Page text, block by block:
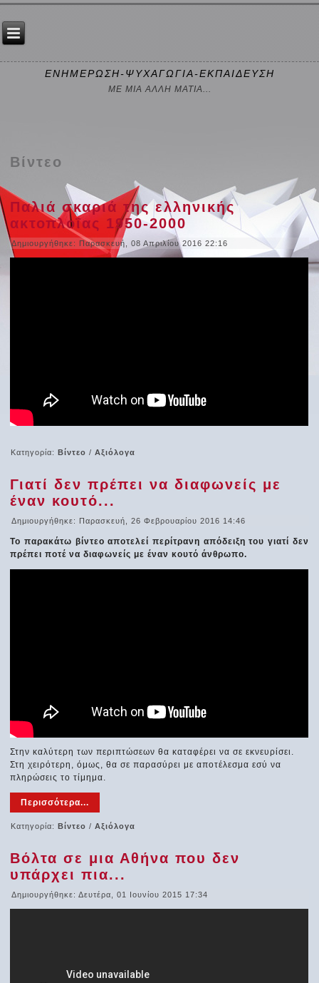
ΕΝΗΜΕΡΩΣΗ-ΨΥΧΑΓΩΓΙΑ-ΕΚΠΑΙΔΕΥΣΗ
ΜΕ ΜΙΑ ΑΛΛΗ ΜΑΤΙΑ...
Βίντεο
Παλιά σκαριά της ελληνικής
ακτοπλοΐας 1950-2000
Δημιουργήθηκε: Παρασκευή, 08 Απριλίου 2016 22:16
Κατηγορία:Βίντεο /Αξιόλογα
Γιατί δεν πρέπει να διαφωνείς με
έναν κουτό...
Δημιουργήθηκε: Παρασκευή, 26 Φεβρουαρίου 2016 14:46
Το παρακάτω βίντεο αποτελεί περίτρανη απόδειξη του γιατί δεν
πρέπει ποτέ να διαφωνείς με έναν κουτό άνθρωπο.
Στην καλύτερη των περιπτώσεων θα καταφέρει να σε εκνευρίσει.
Στη χειρότερη, όμως, θα σε παρασύρει με αποτέλεσμα εσύ να
πληρώσεις το τίμημα.
Περισσότερα...
Κατηγορία: Βίντεο /Αξιόλογα
Βόλτα σε μια Αθήνα που δεν
υπάρχει πια...
Δημιουργήθηκε: Δευτέρα, 01 Ιουνίου 2015 17:34